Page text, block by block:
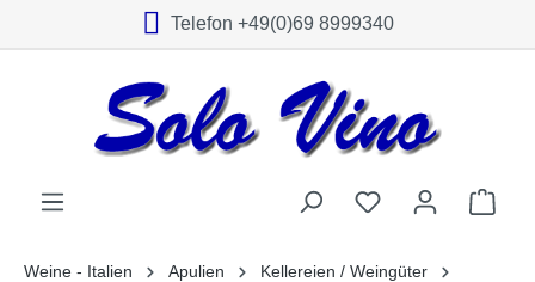
Telefon +49(0)69 8999340
Weine - Italien Apulien
Kellereien / Weingüter